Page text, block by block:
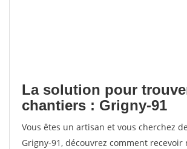
La solution pour
chantiers : Grigny-91
Vous êtes un artisan et vous cherchez
Grigny-91, découvrez comment